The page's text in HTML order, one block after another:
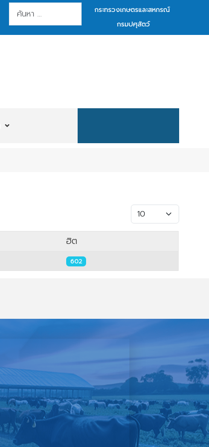
การค้นหา
กระทรวงเกษตรและสหกรณ์
กรมปศุสัตว์
แสดง #
ฮิต
602